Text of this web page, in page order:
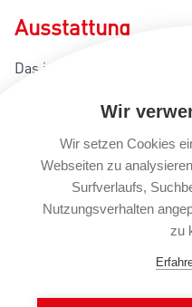
Ausstattung
Das im Jahr 1974 in
isolierverglasten Fenstern
eine Fläche von ca.16,96
Einbauküche sowie einen
Essbereich und einem
Badezimmer mit einer
Gäste-WC zur
Bewohnern zur
Zustand.
Wir
Wir setzen Cookies
Webseiten zu
Surfverlaufs,
Nutzungsverhalten
zu